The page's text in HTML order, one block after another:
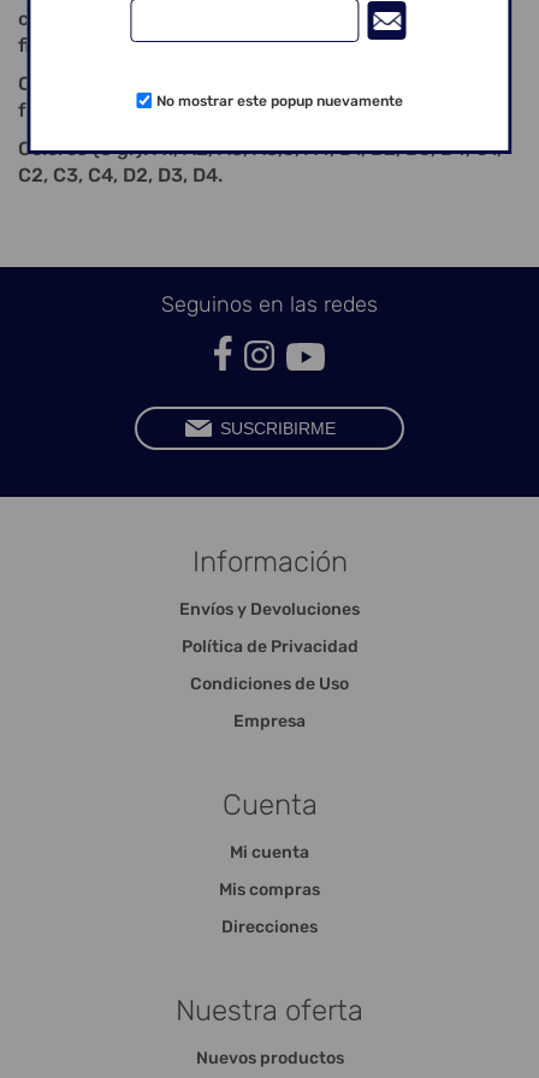
con un intervalo de fusión breve, para una mayor
fiabilidad del color en la restauración final.
Creation CC Creapast - porque la base es
fundamental.
Colores (3 gr): A1, A2, A3, A3,5, A4, B1, B2, B3, B4, C1,
C2, C3, C4, D2, D3, D4.
Seguinos en las redes
Información
Envíos y Devoluciones
Política de Privacidad
Condiciones de Uso
Empresa
Cuenta
Mi cuenta
Mis compras
Direcciones
Nuestra oferta
Nuevos productos
No mostrar este popup nuevamente